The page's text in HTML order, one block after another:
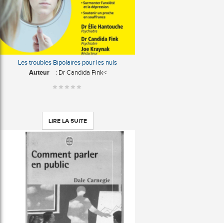
Les troubles Bipolaires pour les nuls
Auteur: Dr Candida Fink<
LIRE LA SUITE